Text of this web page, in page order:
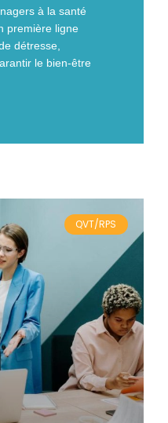
à la santé
première ligne
détresse,
le bien-être
QVT/RPS